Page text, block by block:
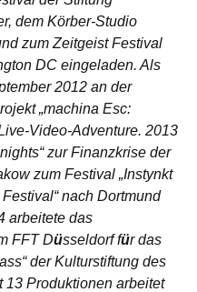
dem Körber-Studio
zum Zeitgeist Festival
DC eingeladen. Als
2012 an der
„machina Esc:
Video-Adventure. 2013
zur Finanzkrise der
zum Festival „Instynkt
nach Dortmund
arbeitete das
FFT Düsseldorf für das
der Kulturstiftung des
13 Produktionen arbeitet